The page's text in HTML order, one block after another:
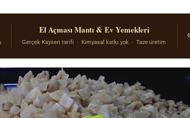
El Açması Mantı & Ev Yemekleri
Gerçek Kayseri tarifi · Kimyasal katkı yok · Taze üretim